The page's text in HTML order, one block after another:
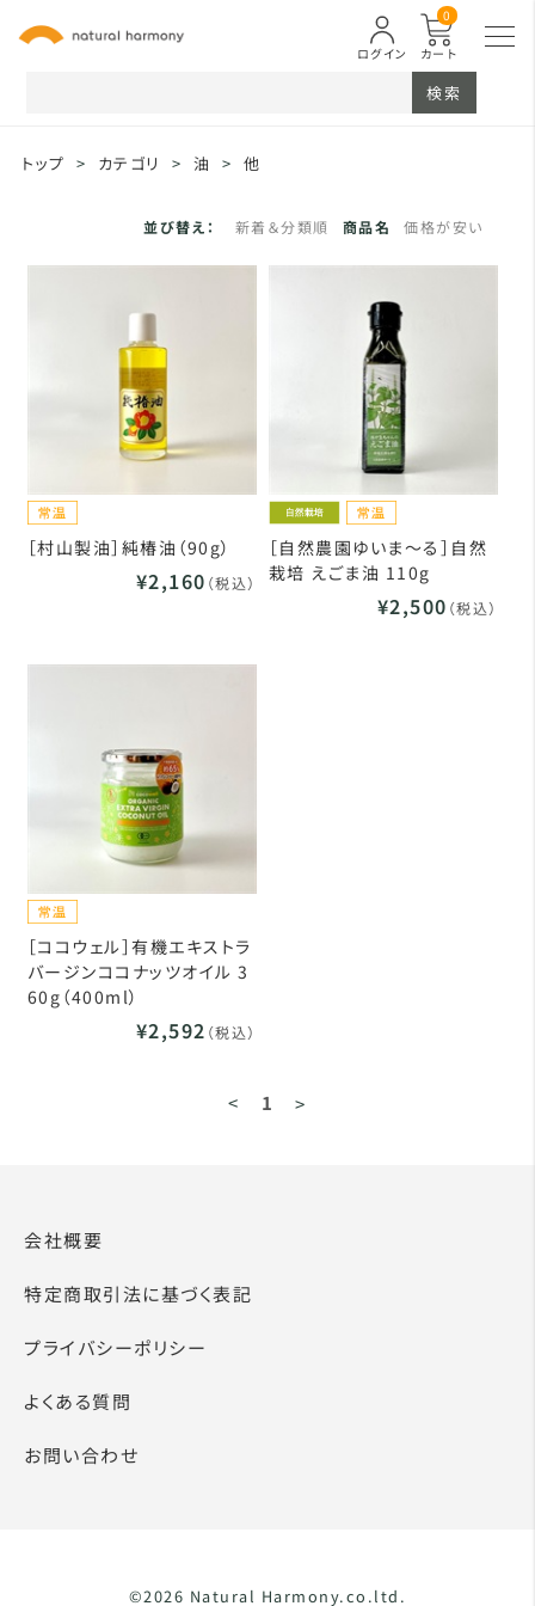
カート
0
ログイン
検索
トップ > カテゴリ > 油 > 他
並び替え： 新着＆分類順 商品名 価格が安い
［村山製油］純椿油（90g）
¥2,160 （税込）
［自然農園ゆいま～る］自然
栽培 えごま油 110g
¥2,500 （税込）
［ココウェル］有機エキストラ
バージンココナッツオイル 3
60g（400ml）
¥2,592 （税込）
< 1 >
会社概要
特定商取引法に基づく表記
プライバシーポリシー
よくある質問
お問い合わせ
©2026 Natural Harmony.co.ltd.